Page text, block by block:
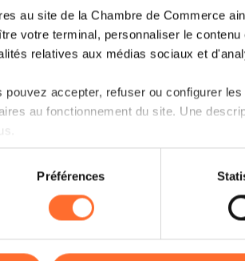
au site de la Chambre de Commerce
votre terminal, personnaliser le
relatives aux médias sociaux et
accepter, refuser ou configurer
au fonctionnement du site. Une
le site et certaines fonctionnalités (ex :
de lecture vidéo, personnalisation de
des cookies non nécessaires.
Préférences